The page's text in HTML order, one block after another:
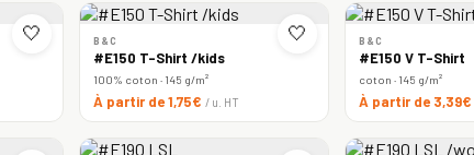
🤍 🤍
B&C
#E150 T-Shirt /kids
100% coton · 145 g/m²
À partir de 1,75€ / u. HT
B&C
#E150 V T-Shirt
coton · 145 g/m²
À partir de 3,39€